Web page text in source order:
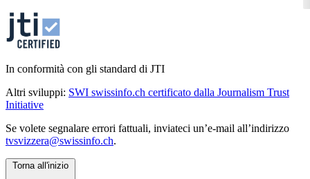
In conformità con gli standard di JTI
Altri sviluppi: SWI swissinfo.ch certificato dalla Journalism Trust
Initiative
Se volete segnalare errori fattuali, inviateci un’e-mail all’indirizzo
tvsvizzera@swissinfo.ch.
Torna all'inizio